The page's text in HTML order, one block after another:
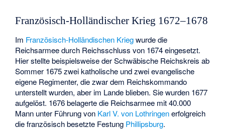
Französisch-Holländischer Krieg 1672–1678
Im Französisch-Holländischen Kriegwurde die
Reichsarmee durch Reichsschluss von 1674 eingesetzt.
Hier stellte beispielsweise der Schwäbische Reichskreis ab
Sommer 1675 zwei katholische und zwei evangelische
eigene Regimenter, die zwar dem Reichskommando
unterstellt wurden, aber im Lande blieben. Sie wurden 1677
aufgelöst. 1676 belagerte die Reichsarmee mit 40.000
Mann unter Führung von Karl V. von Lothringenerfolgreich
die französisch besetzte Festung Phillipsburg.